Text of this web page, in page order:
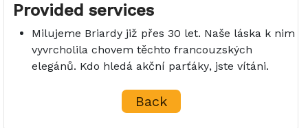
Provided services
Milujeme Briardy již přes 30 let. Naše láska k nim
vyvrcholila chovem těchto francouzských
elegánů. Kdo hledá akční parťáky, jste vítáni.
Back